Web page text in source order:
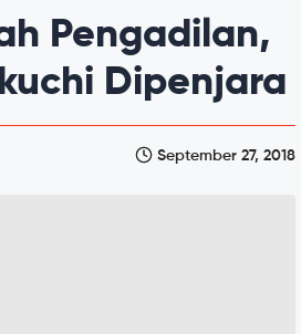
Pengadilan,
Dipenjara
September 27, 2018